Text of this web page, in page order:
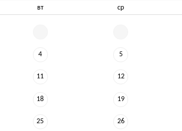
вт ср
4 5
11 12
18 19
25 26